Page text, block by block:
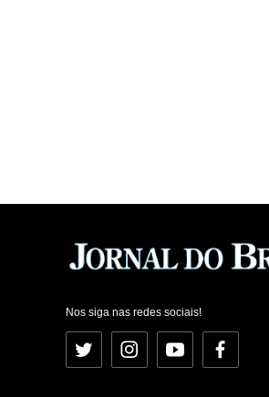
Nos siga nas redes sociais!
Twitter InstagramYouTubeFacebook